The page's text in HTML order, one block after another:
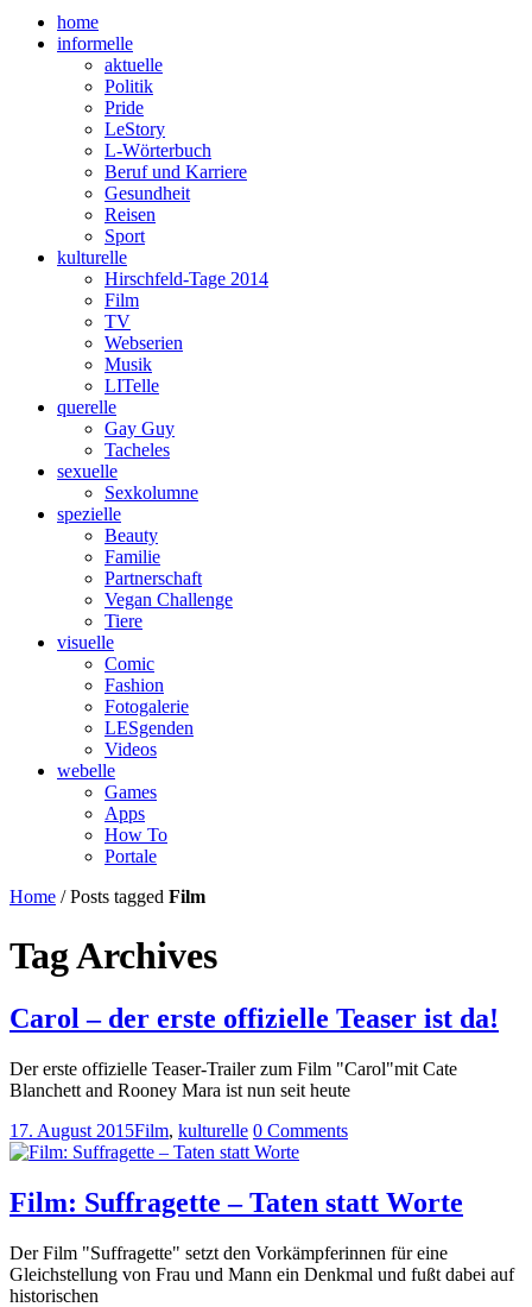
home
informelle
aktuelle
Politik
Pride
LeStory
L-Wörterbuch
Beruf und Karriere
Gesundheit
Reisen
Sport
kulturelle
Hirschfeld-Tage 2014
Film
TV
Webserien
Musik
LITelle
querelle
Gay Guy
Tacheles
sexuelle
Sexkolumne
spezielle
Beauty
Familie
Partnerschaft
Vegan Challenge
Tiere
visuelle
Comic
Fashion
Fotogalerie
LESgenden
Videos
webelle
Games
Apps
How To
Portale
Home /Posts tagged Film
Tag Archives
Carol – der erste offizielle Teaser ist da!
Der erste offizielle Teaser-Trailer zum Film "Carol"mit Cate
Blanchett and Rooney Mara ist nun seit heute
17. August 2015Film, kulturelle 0 Comments
Film: Suffragette – Taten statt Worte
Der Film "Suffragette" setzt den Vorkämpferinnen für eine
Gleichstellung von Frau und Mann ein Denkmal und fußt dabei auf
historischen